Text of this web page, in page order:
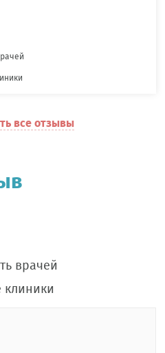
все отзывы
врачей
клиники